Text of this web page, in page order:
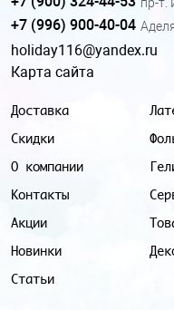
Доставка
Скидки
О компании
Контакты
Акции
Новинки
Статьи
+7 (996) 900-40-04
holiday116@yandex.ru
Карта сайта